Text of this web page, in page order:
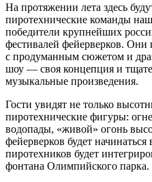
На протяжении лета здесь
пиротехнические команды
победители крупнейших
фестивалей фейерверков. Они
с продуманным сюжетом и
шоу — своя концепция и
музыкальные произведения.
Гости увидят не только
пиротехнические фигуры:
водопады, «живой» огонь
фейерверков будет
пиротехников будет
фонтана Олимпийского парка.